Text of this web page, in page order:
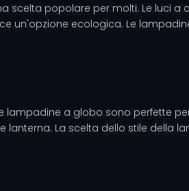
scelta popolare per molti. Le luci
un'opzione ecologica. Le
a globo sono perfette
lanterna. La scelta dello stile della